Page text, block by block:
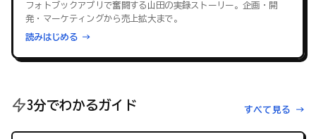
フォトブックアプリで奮闘する山田の実録ストーリー。企画・開
発・マーケティングから売上拡大まで。
読みはじめる →
3分でわかるガイド すべて見る →